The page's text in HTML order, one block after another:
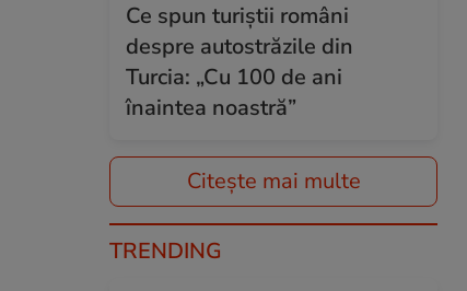
Ce spun turiștii români
despre autostrăzile din
Turcia: „Cu 100 de ani
înaintea noastră”
Citește mai multe
TRENDING